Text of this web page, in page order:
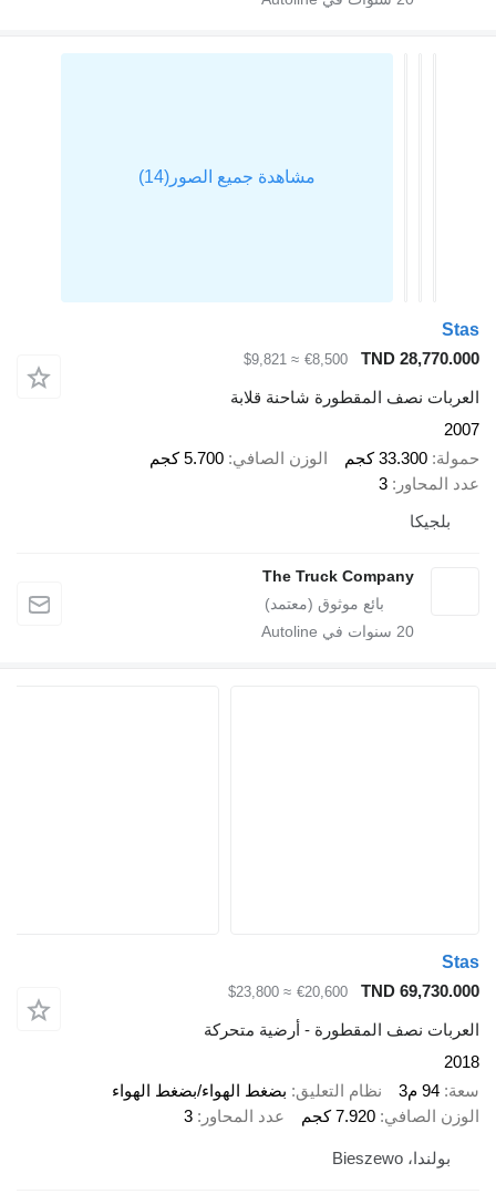
Stas
TND 28,770.000
€8,500
≈ $9,821
العربات نصف المقطورة شاحنة قلابة
2007
حمولة 33.300 كجم الوزن الصافي 5.700 كجم
عدد المحاور
3
بلجيكا
The Truck Company
20 سنوات في Autoline
Stas
TND 69,730.000
€20,600
≈ $23,800
العربات نصف المقطورة - أرضية متحركة
2018
سعة 94 م3 نظام التعليق بضغط الهواء/بضغط الهواء
الوزن الصافي 7.920 كجم عدد المحاور 3
بولندا، Bieszewo